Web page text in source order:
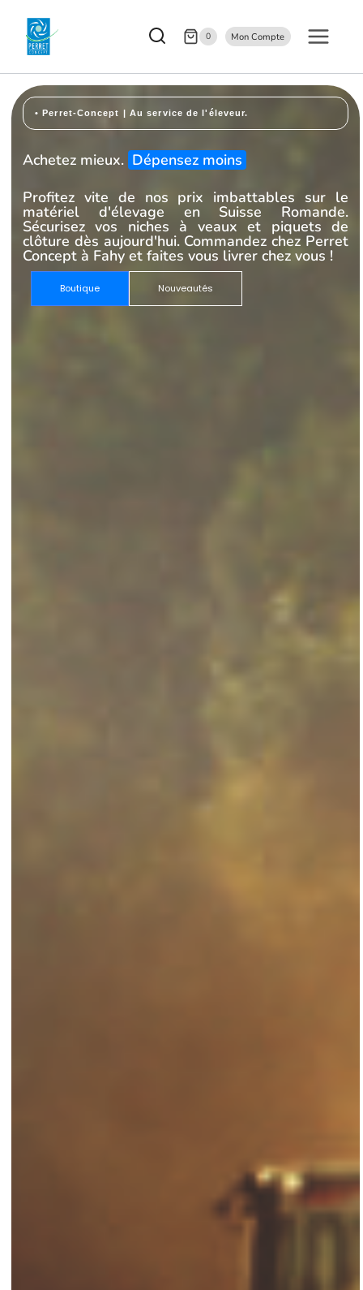
0 Mon Compte
• Perret-Concept | Au service de l'éleveur.
Achetez mieux. Dépensez moins
Profitez vite de nos prix imbattables sur le
matériel d'élevage en Suisse Romande.
Sécurisez vos niches à veaux et piquets de
clôture dès aujourd'hui. Commandez chez Perret
Concept à Fahy et faites vous livrer chez vous !
Boutique Nouveautés